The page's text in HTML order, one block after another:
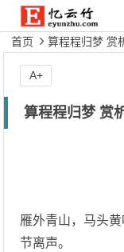
首页 算程程归梦 赏
算程程归梦 赏
雁外青山，马头
节离声。
A+